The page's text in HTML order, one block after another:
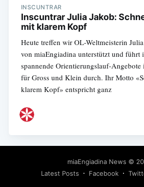
INSCUNTRAR
Inscuntrar Julia Jakob:
mit klarem Kopf
Heute treffen wir OL-Weltmeisterin
von miaEngiadina unterstützt und führt
spannende Orientierungslauf-
für Gross und Klein durch. Ihr Motto
klarem Kopf» entspricht ganz
miaEngiadina News ©
Latest Posts
Facebook